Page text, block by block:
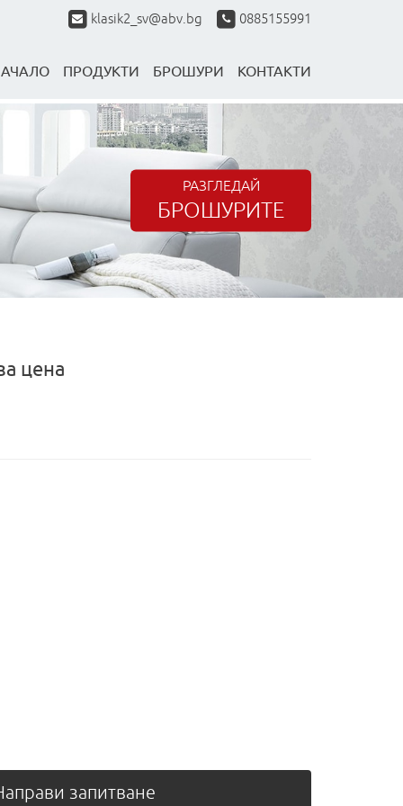
klasik2_sv@abv.bg 0885155991
ПРОДУКТИ БРОШУРИ КОНТАКТИ
РАЗГЛЕДАЙ
БРОШУРИТЕ
цена
запитване